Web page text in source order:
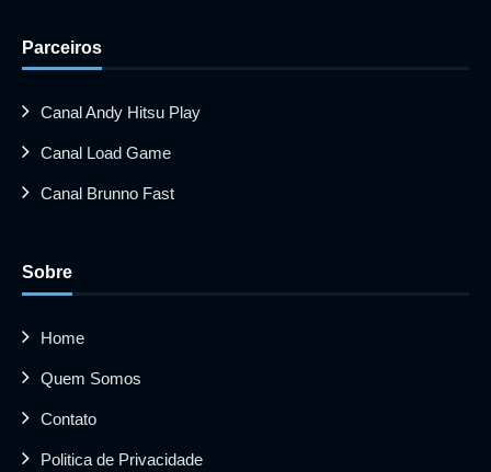
Parceiros
Canal Andy Hitsu Play
Canal Load Game
Canal Brunno Fast
Sobre
Home
Quem Somos
Contato
Politica de Privacidade